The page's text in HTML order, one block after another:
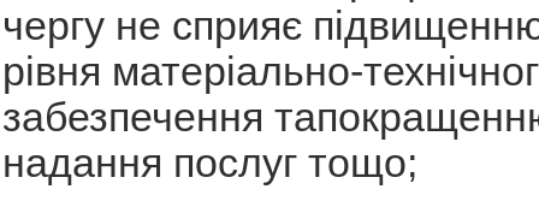
чергу не сприяє
рівня матеріально-
забезпечення
надання послуг тощо;